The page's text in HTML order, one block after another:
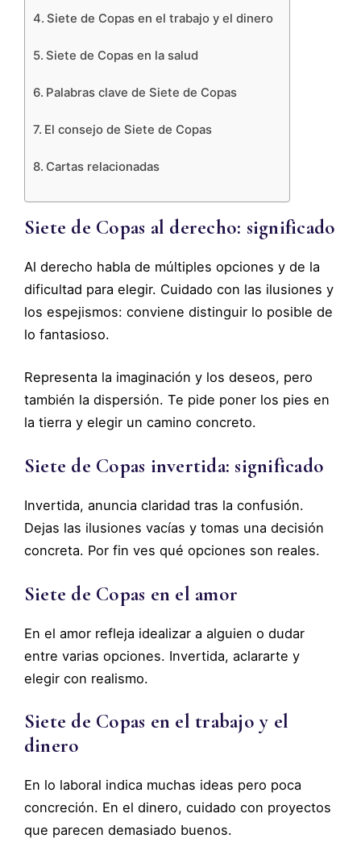
Siete de Copas en el trabajo y el dinero
Siete de Copas en la salud
Palabras clave de Siete de Copas
El consejo de Siete de Copas
Cartas relacionadas
Siete de Copas al derecho: significado
Al derecho habla de múltiples opciones y de la
dificultad para elegir. Cuidado con las ilusiones y
los espejismos: conviene distinguir lo posible de
lo fantasioso.
Representa la imaginación y los deseos, pero
también la dispersión. Te pide poner los pies en
la tierra y elegir un camino concreto.
Siete de Copas invertida: significado
Invertida, anuncia claridad tras la confusión.
Dejas las ilusiones vacías y tomas una decisión
concreta. Por fin ves qué opciones son reales.
Siete de Copas en el amor
En el amor refleja idealizar a alguien o dudar
entre varias opciones. Invertida, aclararte y
elegir con realismo.
Siete de Copas en el trabajo y el
dinero
En lo laboral indica muchas ideas pero poca
concreción. En el dinero, cuidado con proyectos
que parecen demasiado buenos.